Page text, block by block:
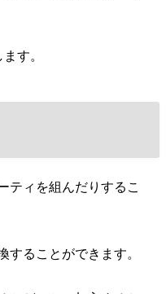
す。
ティを組んだりするこ
することができます。